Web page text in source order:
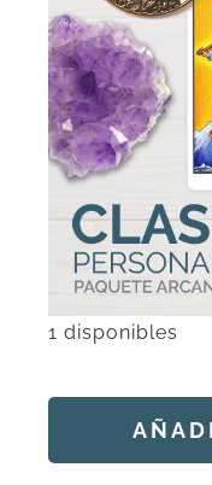
CLASES
DESCARGAS
PRODUCTOS
ARTÍCULOS
ACERCA
1 disponibles